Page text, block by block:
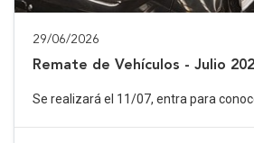
29/06/2026
Remate de Vehículos - Julio
Se realizará el 11/07, entra para